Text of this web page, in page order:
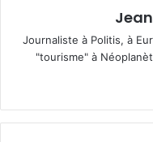
Journaliste à Politis, à
"tourisme" à